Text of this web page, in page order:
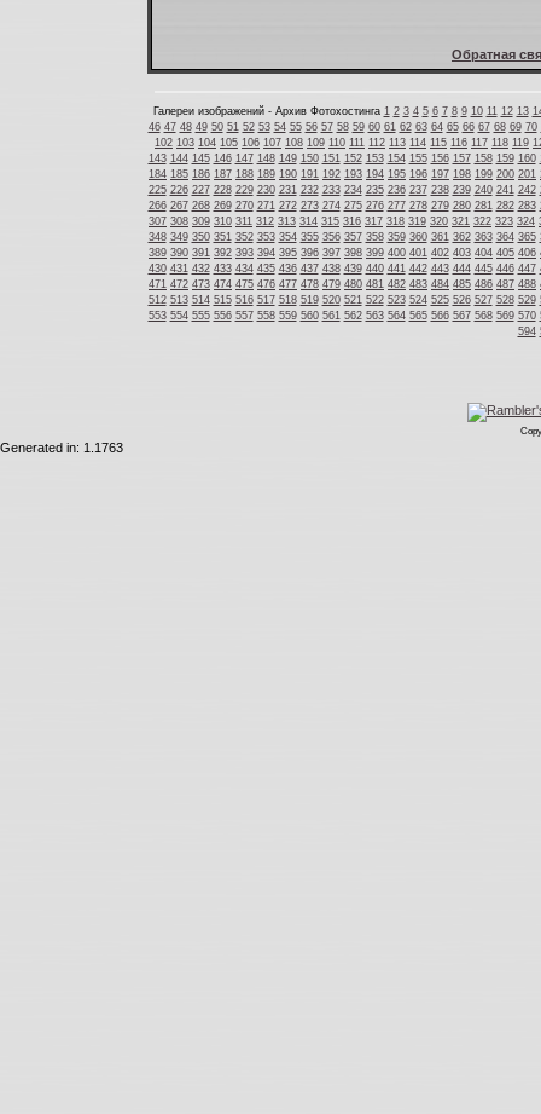
Обратная
Галереи изображений - Архив Фотохостинга 1 2 3 4 5 6 7 8 9 10 11 12 13
46 47 48 49 50 51 52 53 54 55 56 57 58 59 60 61 62 63 64 65 66 67 68 69 70
102 103 104 105 106 107 108 109 110 111 112 113 114 115 116 117 118 119
143 144 145 146 147 148 149 150 151 152 153 154 155 156 157 158 159 160
184 185 186 187 188 189 190 191 192 193 194 195 196 197 198 199 200 201
225 226 227 228 229 230 231 232 233 234 235 236 237 238 239 240 241 242
266 267 268 269 270 271 272 273 274 275 276 277 278 279 280 281 282 283
307 308 309 310 311 312 313 314 315 316 317 318 319 320 321 322 323 324
348 349 350 351 352 353 354 355 356 357 358 359 360 361 362 363 364 365
389 390 391 392 393 394 395 396 397 398 399 400 401 402 403 404 405 406
430 431 432 433 434 435 436 437 438 439 440 441 442 443 444 445 446 447
471 472 473 474 475 476 477 478 479 480 481 482 483 484 485 486 487 488
512 513 514 515 516 517 518 519 520 521 522 523 524 525 526 527 528 529
553 554 555 556 557 558 559 560 561 562 563 564 565 566 567 568 569 570
594
Generated in: 1.1763